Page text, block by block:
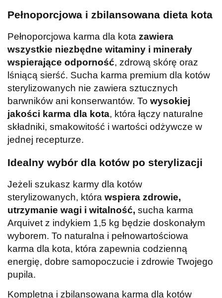
Pełnoporcjowa i zbilansowana dieta kota
Pełnoporcjowa karma dla kota zawiera
wszystkie niezbędne witaminy i minerały
wspierające odporność, zdrową skórę oraz
lśniącą sierść. Sucha karma premium dla kotów
sterylizowanych nie zawiera sztucznych
barwników ani konserwantów. To wysokiej
jakości karma dla kota, która łączy naturalne
składniki, smakowitość i wartości odżywcze w
jednej recepturze.
Idealny wybór dla kotów po sterylizacji
Jeżeli szukasz karmy dla kotów
sterylizowanych, która wspiera zdrowie,
utrzymanie wagi i witalność, sucha karma
Arquivet z indykiem 1,5 kg będzie doskonałym
wyborem. To naturalna i pełnowartościowa
karma dla kota, która zapewnia codzienną
energię, dobre samopoczucie i zdrowie Twojego
pupila.
Kompletna i zbilansowana karma dla kotów